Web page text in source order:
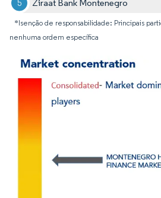
Ziraat Bank Montenegro
*Isenção de responsabilidade: Principais
nenhuma ordem específica